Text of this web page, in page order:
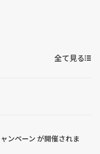
全て見る
ンペーン が開催されま